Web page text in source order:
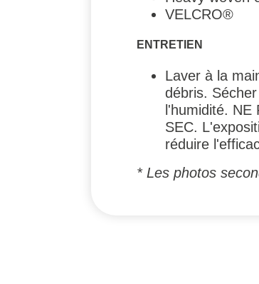
VELCRO®
ENTRETIEN
Laver à la
débris.
l'humidité. NE
SEC.
réduire
* Les photos